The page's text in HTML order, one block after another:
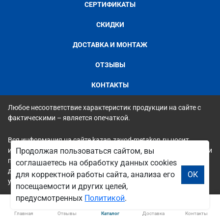
СЕРТИФИКАТЫ
СКИДКИ
ДОСТАВКА И МОНТАЖ
ОТЗЫВЫ
КОНТАКТЫ
Любое несоответствие характеристик продукции на сайте с
фактическими – является опечаткой.
Вся информация на сайте kazan.zavod-metakon.ru носит
исключительно ознакомительный и справочный характер и ни
при каких условиях не является публичной офертой. Всю
дополнительную информацию можно узнать по телефонам
указанным на сайте.
Главная Отзывы Каталог Доставка Контакты
Продолжая пользоваться сайтом, вы
соглашаетесь на обработку данных cookies
для корректной работы сайта, анализа его
посещаемости и других целей,
предусмотренных Политикой.
ОК